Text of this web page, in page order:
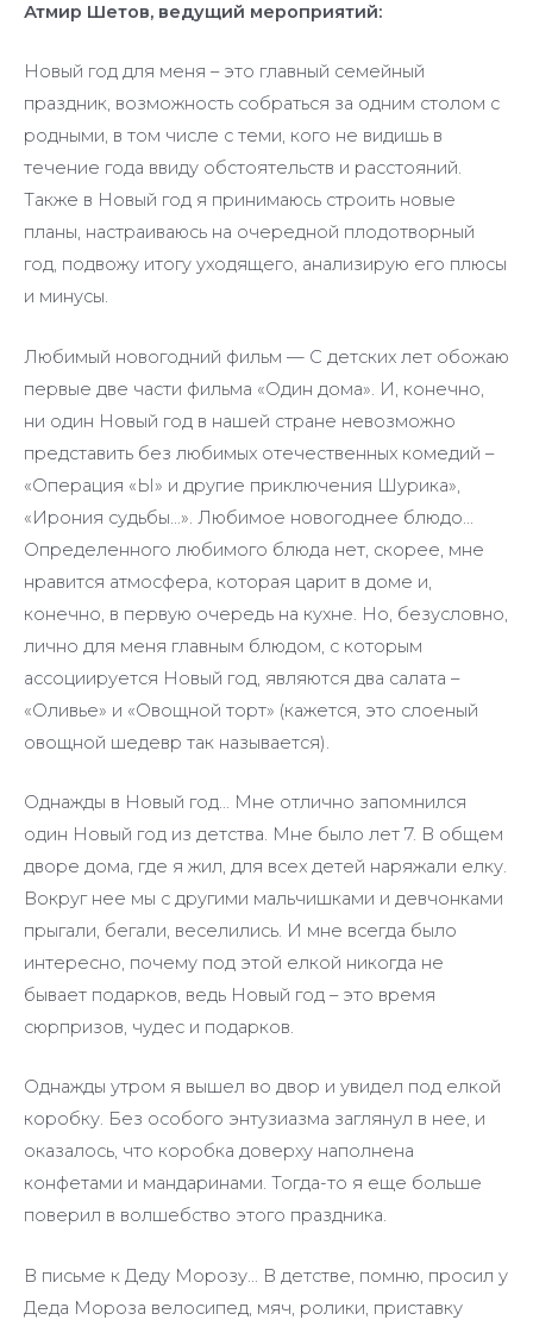
Атмир Шетов, ведущий мероприятий:
Новый год для меня – это главный семейный
праздник, возможность собраться за одним столом с
родными, в том числе с теми, кого не видишь в
течение года ввиду обстоятельств и расстояний.
Также в Новый год я принимаюсь строить новые
планы, настраиваюсь на очередной плодотворный
год, подвожу итогу уходящего, анализирую его плюсы
и минусы.
Любимый новогодний фильм — С детских лет обожаю
первые две части фильма «Один дома». И, конечно,
ни один Новый год в нашей стране невозможно
представить без любимых отечественных комедий –
«Операция «Ы» и другие приключения Шурика»,
«Ирония судьбы…». Любимое новогоднее блюдо…
Определенного любимого блюда нет, скорее, мне
нравится атмосфера, которая царит в доме и,
конечно, в первую очередь на кухне. Но, безусловно,
лично для меня главным блюдом, с которым
ассоциируется Новый год, являются два салата –
«Оливье» и «Овощной торт» (кажется, это слоеный
овощной шедевр так называется).
Однажды в Новый год… Мне отлично запомнился
один Новый год из детства. Мне было лет 7. В общем
дворе дома, где я жил, для всех детей наряжали елку.
Вокруг нее мы с другими мальчишками и девчонками
прыгали, бегали, веселились. И мне всегда было
интересно, почему под этой елкой никогда не
бывает подарков, ведь Новый год – это время
сюрпризов, чудес и подарков.
Однажды утром я вышел во двор и увидел под елкой
коробку. Без особого энтузиазма заглянул в нее, и
оказалось, что коробка доверху наполнена
конфетами и мандаринами. Тогда-то я еще больше
поверил в волшебство этого праздника.
В письме к Деду Морозу… В детстве, помню, просил у
Деда Мороза велосипед, мяч, ролики, приставку